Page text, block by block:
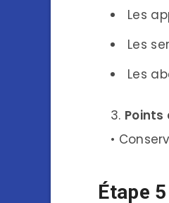
Les
Les
Les
Points
•
Étape